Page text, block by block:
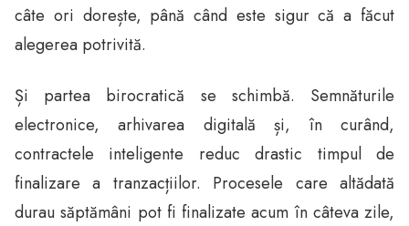
câte ori dorește, până când este sigur că a făcut
alegerea potrivită.
Și partea birocratică se schimbă. Semnăturile
electronice, arhivarea digitală și, în curând,
contractele inteligente reduc drastic timpul de
finalizare a tranzacțiilor. Procesele care altădată
durau săptămâni pot fi finalizate acum în câteva zile,